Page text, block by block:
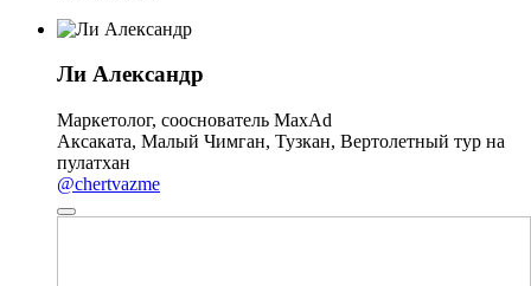
Ли Александр
Маркетолог, сооснователь MaxAd
Аксаката, Малый Чимган, Тузкан, Вертолетный тур на
пулатхан
@chertvazme